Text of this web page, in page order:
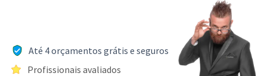
Até 4 orçamentos grátis e seguros
Profissionais avaliados